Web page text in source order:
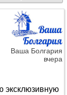
Ваша Болгария
вчера
эксклюзивную